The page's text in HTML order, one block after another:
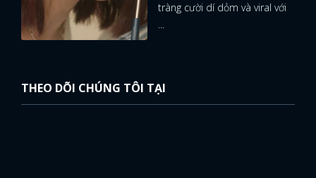
tràng cười dí dỏm và viral với
...
THEO DÕI CHÚNG TÔI TẠI